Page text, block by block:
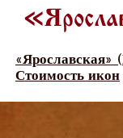
«Ярославская»
Стоимость икон